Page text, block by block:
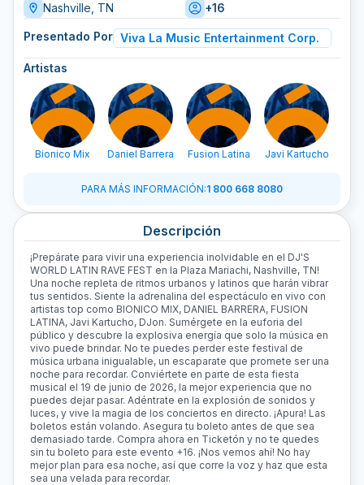
Nashville, TN +16
Presentado Por Viva La Music Entertainment Corp.
Artistas
Bionico Mix Daniel Barrera Fusion Latina Javi Kartucho
PARA MÁS INFORMACIÓN:1 800 668 8080
Descripción
¡Prepárate para vivir una experiencia inolvidable en el DJ'S
WORLD LATIN RAVE FEST en la Plaza Mariachi, Nashville, TN!
Una noche repleta de ritmos urbanos y latinos que harán vibrar
tus sentidos. Siente la adrenalina del espectáculo en vivo con
artistas top como BIONICO MIX, DANIEL BARRERA, FUSION
LATINA, Javi Kartucho, DJon. Sumérgete en la euforia del
público y descubre la explosiva energía que solo la música en
vivo puede brindar. No te puedes perder este festival de
música urbana inigualable, un escaparate que promete ser una
noche para recordar. Conviértete en parte de esta fiesta
musical el 19 de junio de 2026, la mejor experiencia que no
puedes dejar pasar. Adéntrate en la explosión de sonidos y
luces, y vive la magia de los conciertos en directo. ¡Apura! Las
boletos están volando. Asegura tu boleto antes de que sea
demasiado tarde. Compra ahora en Ticketón y no te quedes
sin tu boleto para este evento +16. ¡Nos vemos ahí! No hay
mejor plan para esa noche, así que corre la voz y haz que esta
sea una velada para recordar.